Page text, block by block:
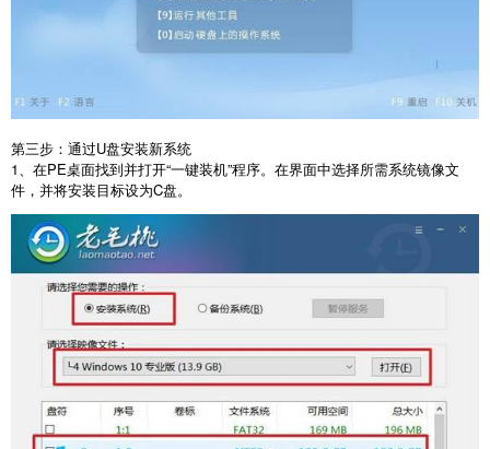
第三步：通过U盘安装新系统
1、在PE桌面找到并打开“一键装机”程序。在界面中选择所需系统镜像文
件，并将安装目标设为C盘。